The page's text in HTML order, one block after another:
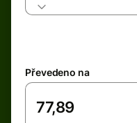
Převedeno na